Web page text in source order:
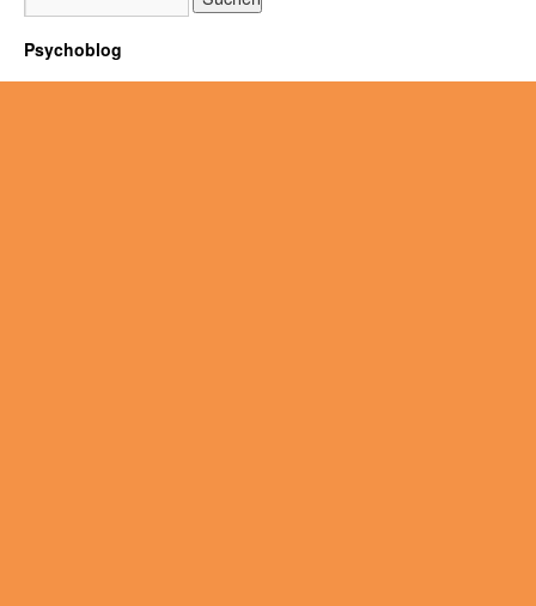
Psychoblog